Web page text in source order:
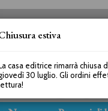
estiva
casa editrice rimarrà chiusa
30 luglio. Gli ordini
lettura!